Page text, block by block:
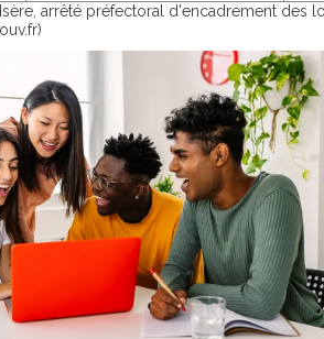
Isère, arrêté préfectoral d'encadrement des